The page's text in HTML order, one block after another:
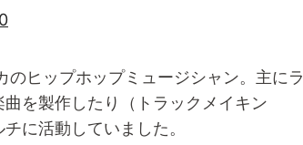
ヒップホップミュージシャン。主にラ
を製作したり（トラックメイキン
に活動していました。